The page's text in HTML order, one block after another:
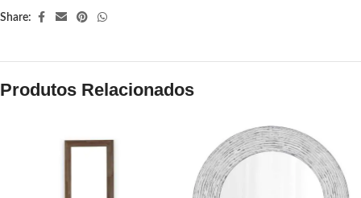
Share:
Produtos Relacionados